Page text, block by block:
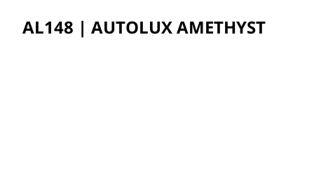
AL148 | AUTOLUX AMETHYST